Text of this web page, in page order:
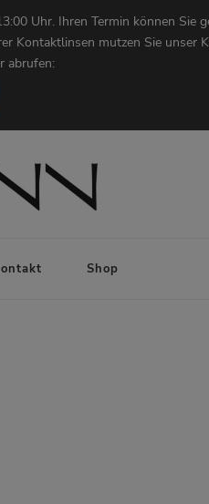
Uhr. Ihren Termin können Sie
Kontaktlinsen mutzen Sie unser
abrufen:
Shop